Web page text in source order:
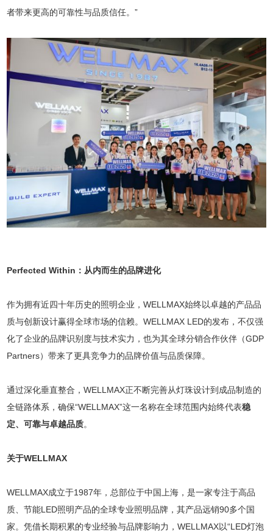
者带来更高的可靠性与品质信任。”
Perfected Within：从内而生的品牌进化
作为拥有近四十年历史的照明企业，WELLMAX始终以卓越的产品品
质与创新设计赢得全球市场的信赖。WELLMAX LED的发布，不仅强
化了企业的品牌识别度与技术实力，也为其全球分销合作伙伴（GDP
Partners）带来了更具竞争力的品牌价值与品质保障。
通过深化垂直整合，WELLMAX正不断完善从灯珠设计到成品制造的
全链路体系，确保“WELLMAX”这一名称在全球范围内始终代表稳
定、可靠与卓越品质。
关于WELLMAX
WELLMAX成立于1987年，总部位于中国上海，是一家专注于高品
质、节能LED照明产品的全球专业照明品牌，其产品远销90多个国
家。凭借长期积累的专业经验与品牌影响力，WELLMAX以“LED灯泡